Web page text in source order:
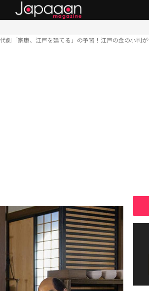
劇「家康、江戸を建てる」の予習！江戸の金の小判が